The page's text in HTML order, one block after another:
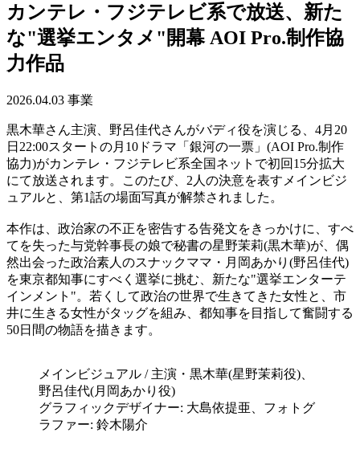
カンテレ・フジテレビ系で放送、新た
な"選挙エンタメ"開幕 AOI Pro.制作協
力作品
2026.04.03 事業
黒木華さん主演、野呂佳代さんがバディ役を演じる、4月20
日22:00スタートの月10ドラマ「銀河の一票」(AOI Pro.制作
協力)がカンテレ・フジテレビ系全国ネットで初回15分拡大
にて放送されます。このたび、2人の決意を表すメインビジ
ュアルと、第1話の場面写真が解禁されました。
本作は、政治家の不正を密告する告発文をきっかけに、すべ
てを失った与党幹事長の娘で秘書の星野茉莉(黒木華)が、偶
然出会った政治素人のスナックママ・月岡あかり(野呂佳代)
を東京都知事にすべく選挙に挑む、新たな"選挙エンターテ
インメント"。若くして政治の世界で生きてきた女性と、市
井に生きる女性がタッグを組み、都知事を目指して奮闘する
50日間の物語を描きます。
メインビジュアル / 主演・黒木華(星野茉莉役)、
野呂佳代(月岡あかり役)
グラフィックデザイナー: 大島依提亜、 フォトグ
ラファー: 鈴木陽介